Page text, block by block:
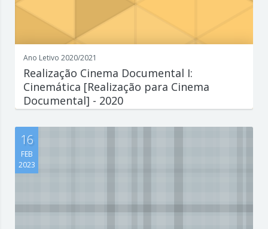
Ano Letivo 2020/2021
Realização Cinema Documental I:
Cinemática [Realização para Cinema
Documental] - 2020
interessante o que est...
16
FEB
2023